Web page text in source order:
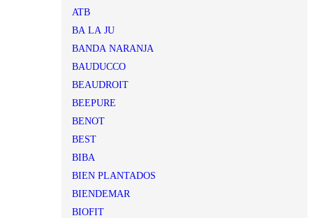
ATB
BA LA JU
BANDA NARANJA
BAUDUCCO
BEAUDROIT
BEEPURE
BENOT
BEST
BIBA
BIEN PLANTADOS
BIENDEMAR
BIOFIT